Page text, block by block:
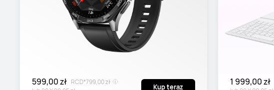
599,00 zł RCD*799,00 zł
Kup teraz 1 999,00 zł